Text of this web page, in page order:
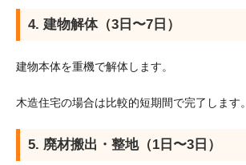
4. 建物解体（3日〜7日）
建物本体を重機で解体します。
木造住宅の場合は比較的短期間で完了します。
5. 廃材搬出・整地（1日〜3日）